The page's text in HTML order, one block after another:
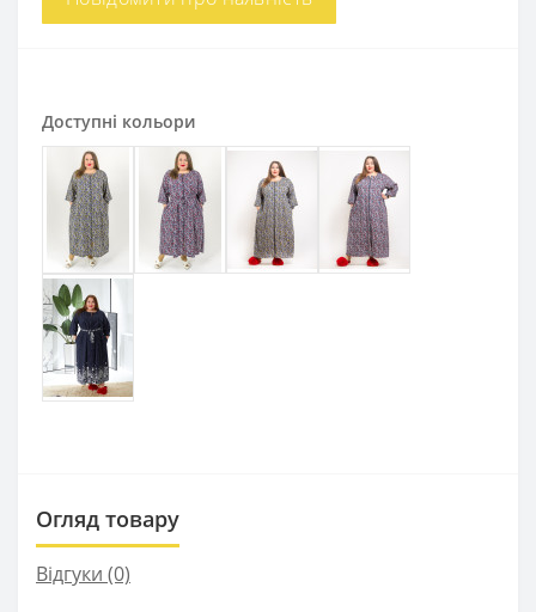
Доступні кольори
Огляд товару
Відгуки (0)